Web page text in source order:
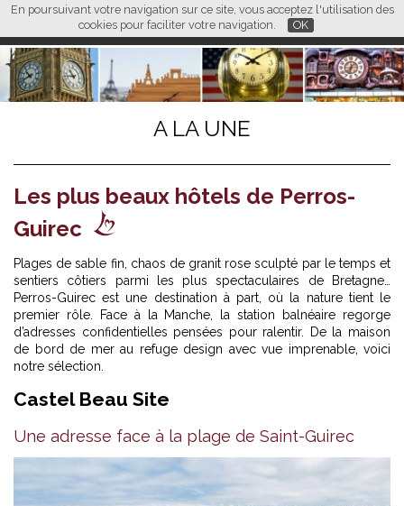
En poursuivant votre navigation sur ce site, vous acceptez l'utilisation des
cookies pour faciliter votre navigation.
OK
FR EN CN
L M
A LA UNE
Les plus beaux hôtels de Perros-
Guirec
Plages de sable fin, chaos de granit rose sculpté par le temps et
sentiers côtiers parmi les plus spectaculaires de Bretagne…
Perros-Guirec est une destination à part, où la nature tient le
premier rôle. Face à la Manche, la station balnéaire regorge
d’adresses confidentielles pensées pour ralentir. De la maison
de bord de mer au refuge design avec vue imprenable, voici
notre sélection.
Castel Beau Site
Une adresse face à la plage de Saint-Guirec